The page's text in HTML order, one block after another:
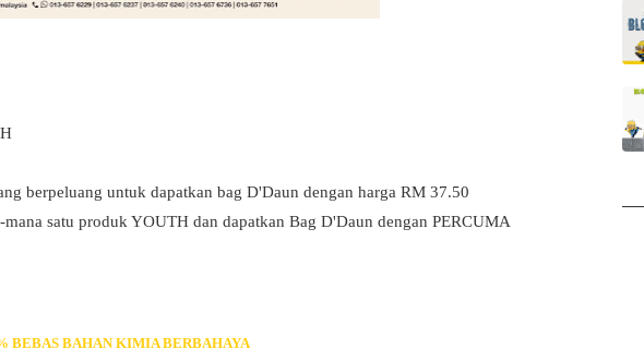
berpeluang untuk dapatkan bag D'Daun dengan harga RM 37.50
satu produk YOUTH dan dapatkan Bag D'Daun dengan PERCUMA
BEBAS BAHAN KIMIA BERBAHAYA